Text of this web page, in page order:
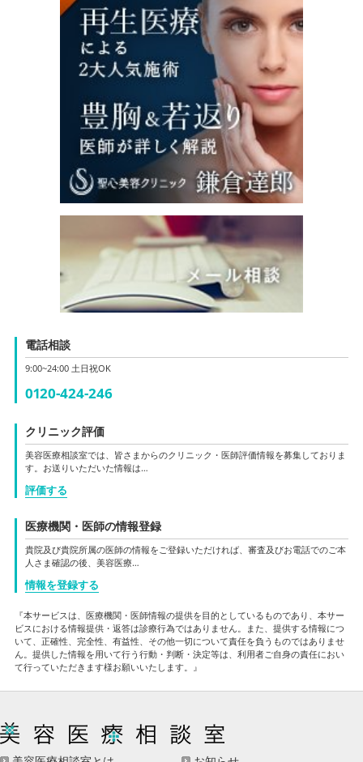
電話相談
9:00~24:00 土日祝OK
0120-424-246
クリニック評価
美容医療相談室では、皆さまからのクリニック・医師評価情報を募集しておりま
す。お送りいただいた情報は…
評価する
医療機関・医師の情報登録
貴院及び貴院所属の医師の情報をご登録いただければ、審査及びお電話でのご本
人さま確認の後、美容医療…
情報を登録する
『本サービスは、医療機関・医師情報の提供を目的としているものであり、本サー
ビスにおける情報提供・返答は診療行為ではありません。また、提供する情報につ
いて、正確性、完全性、有益性、その他一切について責任を負うものではありませ
ん。提供した情報を用いて行う行動・判断・決定等は、利用者ご自身の責任におい
て行っていただきます様お願いいたします。』